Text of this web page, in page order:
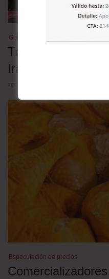
Guerra en Medio Oriente
Tres escenarios
Irán y Estados
Especulación de precios